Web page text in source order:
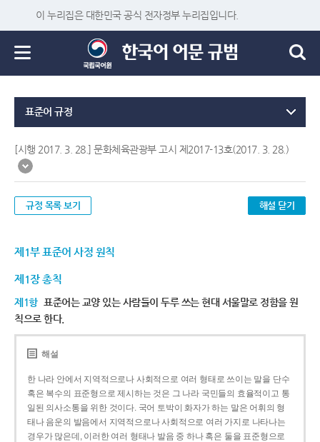
이 누리집은 대한민국 공식 전자정부 누리집입니다.
표준어 규정
[시행 2017. 3. 28.] 문화체육관광부 고시 제2017-13호(2017. 3. 28.)
규정 목록 보기 해설 닫기
제1부 표준어 사정 원칙
제1장 총칙
제1항 표준어는 교양 있는 사람들이 두루 쓰는 현대 서울말로 정함을 원
칙으로 한다.
해설
한 나라 안에서 지역적으로나 사회적으로 여러 형태로 쓰이는 말을 단수
혹은 복수의 표준형으로 제시하는 것은 그 나라 국민들의 효율적이고 통
일된 의사소통을 위한 것이다. 국어 토박이 화자가 하는 말은 어휘의 형
태나 음운의 발음에서 지역적으로나 사회적으로 여러 가지로 나타나는
경우가 많은데, 이러한 여러 형태나 발음 중 하나 혹은 둘을 표준형으로